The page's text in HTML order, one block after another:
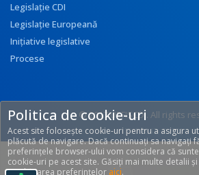
Legislație CDI
Legislație Europeană
Inițiative legislative
Procese
© 2017 UEFISCDI. All rights
[T: 0.2842, O: 92]
Politica de cookie-uri
Acest site folosește cookie-uri pentru a asigura
plăcută de navigare. Dacă continuați sa navigați
preferințele browser-ului vom considera că
cookie-uri pe acest site. Găsiți mai multe detalii
modificarea preferințelor aici.